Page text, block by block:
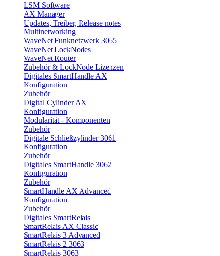
LSM Software
AX Manager
Updates, Treiber, Release notes
Multinetworking
WaveNet Funknetzwerk 3065
WaveNet LockNodes
WaveNet Router
Zubehör & LockNode Lizenzen
Digitales SmartHandle AX
Konfiguration
Zubehör
Digital Cylinder AX
Konfiguration
Modularität - Komponenten
Zubehör
Digitale Schließzylinder 3061
Konfiguration
Zubehör
Digitales SmartHandle 3062
Konfiguration
Zubehör
SmartHandle AX Advanced
Konfiguration
Zubehör
Digitales SmartRelais
SmartRelais AX Classic
SmartRelais 3 Advanced
SmartRelais 2 3063
SmartRelais 3063